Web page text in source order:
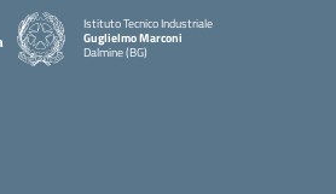
Istituto Tecnico Industriale
Guglielmo Marconi
Dalmine (BG)